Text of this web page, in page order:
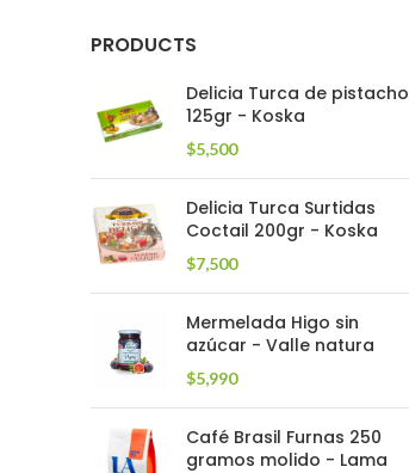
PRODUCTS
Delicia Turca de pistacho
125gr - Koska
$5,500
Delicia Turca Surtidas
Coctail 200gr - Koska
$7,500
Mermelada Higo sin
azúcar - Valle natura
$5,990
Café Brasil Furnas 250
gramos molido - Lama